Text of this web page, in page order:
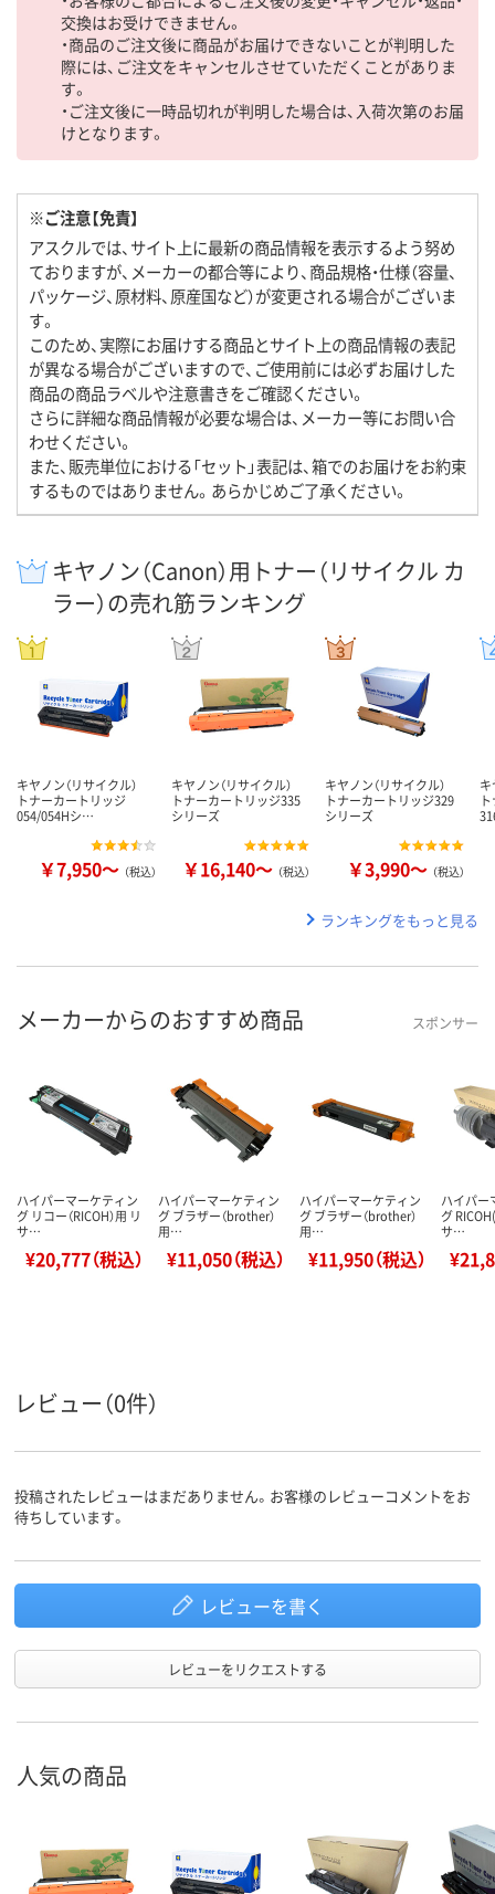
交換はお受けできません。
・商品のご注文後に商品がお届けできないことが判明した
際には、ご注文をキャンセルさせていただくことがありま
す。
・ご注文後に一時品切れが判明した場合は、入荷次第のお届
けとなります。
※ご注意【免責】
アスクルでは、サイト上に最新の商品情報を表示するよう努め
ておりますが、メーカーの都合等により、商品規格・仕様（容量、
パッケージ、原材料、原産国など）が変更される場合がございま
す。
このため、実際にお届けする商品とサイト上の商品情報の表記
が異なる場合がございますので、ご使用前には必ずお届けした
商品の商品ラベルや注意書きをご確認ください。
さらに詳細な商品情報が必要な場合は、メーカー等にお問い合
わせください。
また、販売単位における「セット」表記は、箱でのお届けをお約束
するものではありません。あらかじめご了承ください。
キヤノン（Canon）用トナー（リサイクル カ
ラー）の売れ筋ランキング
キヤノン（リサイクル）
トナーカートリッジ
054/054Hシ…
￥7,950～ （税込）
キヤノン（リサイクル）
トナーカートリッジ335
シリーズ
￥16,140～ （税込）
キヤノン（リサイクル）
トナーカートリッジ329
シリーズ
￥3,990～ （税込）
ランキングをもっと見る
メーカーからのおすすめ商品 スポンサー
ハイパーマーケティン
グ リコー（RICOH）用 リ
サ…
¥20,777（税込）
ハイパーマーケティン
グ ブラザー（brother）
用…
¥11,050（税込）
ハイパーマーケティン
グ ブラザー（brother）
用…
¥11,950（税込）
ハイパー
グ
サ…
レビュー（0件）
投稿されたレビューはまだありません。お客様のレビューコメントをお
待ちしています。
レビューを書く
レビューをリクエストする
人気の商品